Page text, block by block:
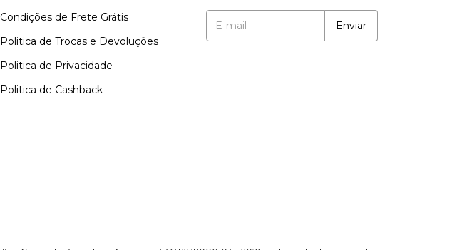
Condições de Frete Grátis
Politica de Trocas e Devoluções
Politica de Privacidade
Politica de Cashback